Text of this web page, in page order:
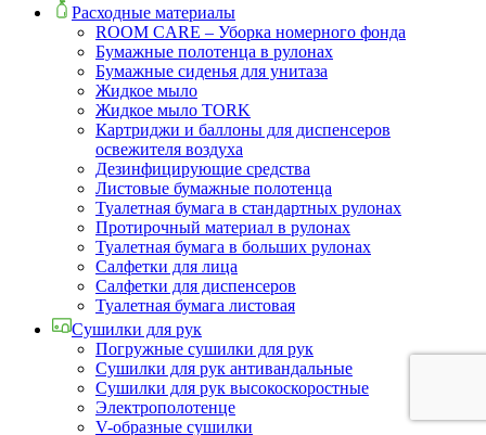
Расходные материалы
ROOM CARE – Уборка номерного фонда
Бумажные полотенца в рулонах
Бумажные сиденья для унитаза
Жидкое мыло
Жидкое мыло TORK
Картриджи и баллоны для диспенсеров
освежителя воздуха
Дезинфицирующие средства
Листовые бумажные полотенца
Туалетная бумага в стандартных рулонах
Протирочный материал в рулонах
Туалетная бумага в больших рулонах
Салфетки для лица
Салфетки для диспенсеров
Туалетная бумага листовая
Сушилки для рук
Погружные сушилки для рук
Сушилки для рук антивандальные
Сушилки для рук высокоскоростные
Электрополотенце
V-образные сушилки